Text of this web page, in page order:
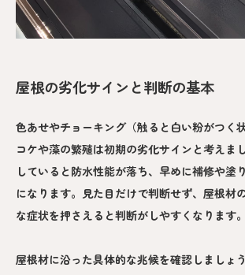
屋根の劣化サインと判断の基本
色あせやチョーキング（触ると白い粉がつく
コケや藻の繁殖は初期の劣化サインと考えま
していると防水性能が落ち、早めに補修や塗
になります。見た目だけで判断せず、屋根材
な症状を押さえると判断がしやすくなります。
屋根材に沿った具体的な兆候を確認しましょ